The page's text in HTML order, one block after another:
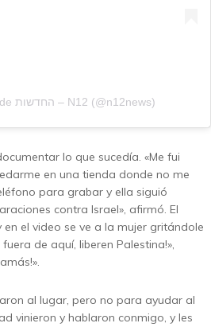
Una publicación compartida de החדשות – N12 (@n12news)
lo que sucedía. «Me fui
en una tienda donde no me
para grabar y ella siguió
contra Israel», afirmó. El
el video se ve a la mujer gritándole
de aquí, liberen Palestina!»,
al lugar, pero no para ayudar al
vinieron y hablaron conmigo, y les